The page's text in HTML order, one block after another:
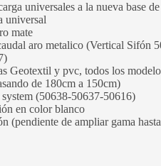
universales a la nueva base de
universal
mate
aro metalico (Vertical Sifón
y pvc, todos los
de 180cm a 150cm)
(50638-50637-50616)
en color blanco
de ampliar gama